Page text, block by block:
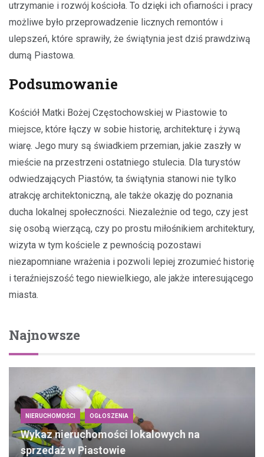
utrzymanie i rozwój kościoła. To dzięki ich ofiarności i pracy
możliwe było przeprowadzenie licznych remontów i
ulepszeń, które sprawiły, że świątynia jest dziś prawdziwą
dumą Piastowa.
Podsumowanie
Kościół Matki Bożej Częstochowskiej w Piastowie to
miejsce, które łączy w sobie historię, architekturę i żywą
wiarę. Jego mury są świadkiem przemian, jakie zaszły w
mieście na przestrzeni ostatniego stulecia. Dla turystów
odwiedzających Piastów, ta świątynia stanowi nie tylko
atrakcję architektoniczną, ale także okazję do poznania
ducha lokalnej społeczności. Niezależnie od tego, czy jest
się osobą wierzącą, czy po prostu miłośnikiem architektury,
wizyta w tym kościele z pewnością pozostawi
niezapomniane wrażenia i pozwoli lepiej zrozumieć historię
i teraźniejszość tego niewielkiego, ale jakże interesującego
miasta.
Najnowsze
NIERUCHOMOŚCI OGŁOSZENIA
Wykaz nieruchomości lokalowych na
sprzedaż w Piastowie